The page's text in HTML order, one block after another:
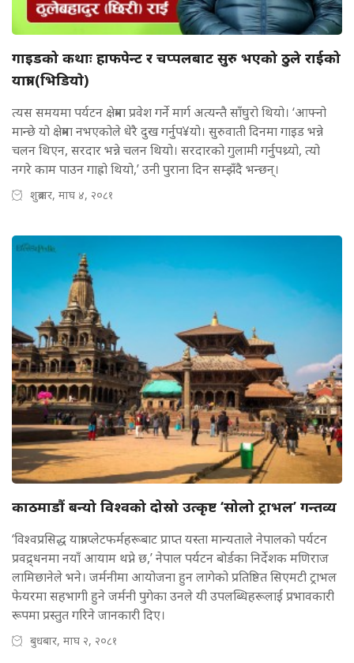
गाइडको कथाः हाफपेन्ट र चप्पलबाट सुरु भएको ठुले राईको
यात्रा (भिडियाे)
त्यस समयमा पर्यटन क्षेत्रमा प्रवेश गर्ने मार्ग अत्यन्तै साँघुरो थियो। ‘आफ्नो
मान्छे यो क्षेत्रमा नभएकोले धेरै दुख गर्नुप¥यो। सुरुवाती दिनमा गाइड भन्ने
चलन थिएन, सरदार भन्ने चलन थियो। सरदारको गुलामी गर्नुपथ्र्यो, त्यो
नगरे काम पाउन गाह्रो थियो,’ उनी पुराना दिन सम्झँदै भन्छन्।
शुक्रबार, माघ ४, २०८१
काठमाडौं बन्यो विश्वको दोस्रो उत्कृष्ट ‘सोलो ट्राभल’ गन्तव्य
‘विश्वप्रसिद्ध यात्रा प्लेटफर्महरूबाट प्राप्त यस्ता मान्यताले नेपालको पर्यटन
प्रवद्र्धनमा नयाँ आयाम थप्ने छ,’ नेपाल पर्यटन बोर्डका निर्देशक मणिराज
लामिछानेले भने। जर्मनीमा आयोजना हुन लागेको प्रतिष्ठित सिएमटी ट्राभल
फेयरमा सहभागी हुने जर्मनी पुगेका उनले यी उपलब्धिहरूलाई प्रभावकारी
रूपमा प्रस्तुत गरिने जानकारी दिए।
बुधबार, माघ २, २०८१